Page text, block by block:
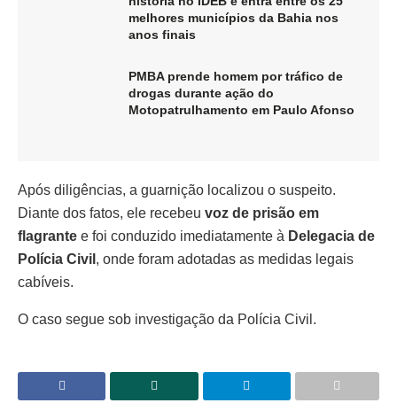
melhores municípios da Bahia nos
anos finais
PMBA prende homem por tráfico de
drogas durante ação do
Motopatrulhamento em Paulo Afonso
Após diligências, a guarnição localizou o suspeito.
Diante dos fatos, ele recebeu voz de prisão em
flagrante e foi conduzido imediatamente à Delegacia de
Polícia Civil , onde foram adotadas as medidas legais
cabíveis.
O caso segue sob investigação da Polícia Civil.